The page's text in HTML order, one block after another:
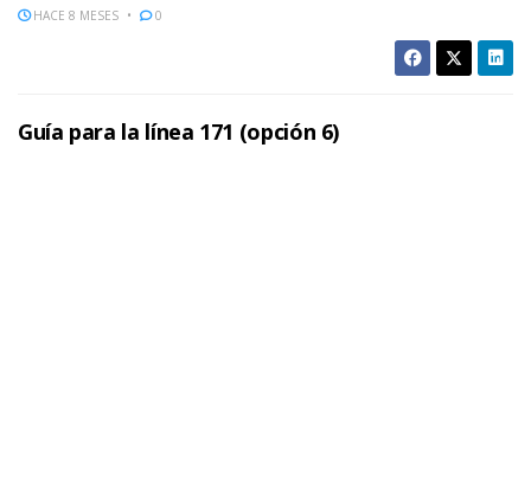
HACE 8 MESES 0
Guía para la línea 171 (opción 6)